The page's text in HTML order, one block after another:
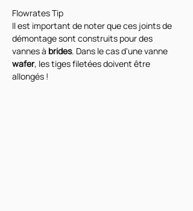
Flowrates Tip
Il est important de noter que ces joints de
démontage sont construits pour des
vannes à brides. Dans le cas d'une vanne
wafer, les tiges filetées doivent être
allongés !